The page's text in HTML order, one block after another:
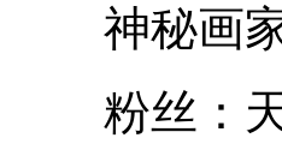
神秘画家
粉丝：天